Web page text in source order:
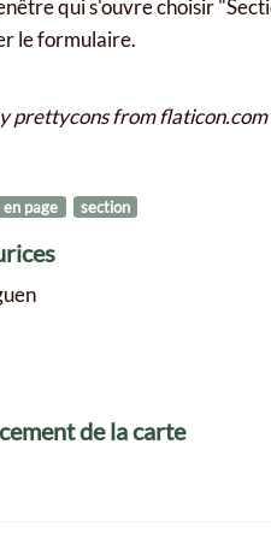
qui s'ouvre choisir
le formulaire.
prettycons from flaticon.com
en page section
de la carte